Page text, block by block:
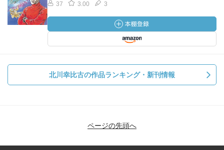
37 3.00 3
北川幸比古の作品ランキング・新刊情報
ページの先頭へ